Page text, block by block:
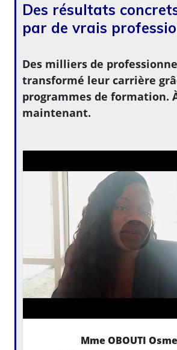
Des résultats
par de vrais
Des milliers de
transformé leur carrière
programmes de formation.
maintenant.
Mme OBOUTI